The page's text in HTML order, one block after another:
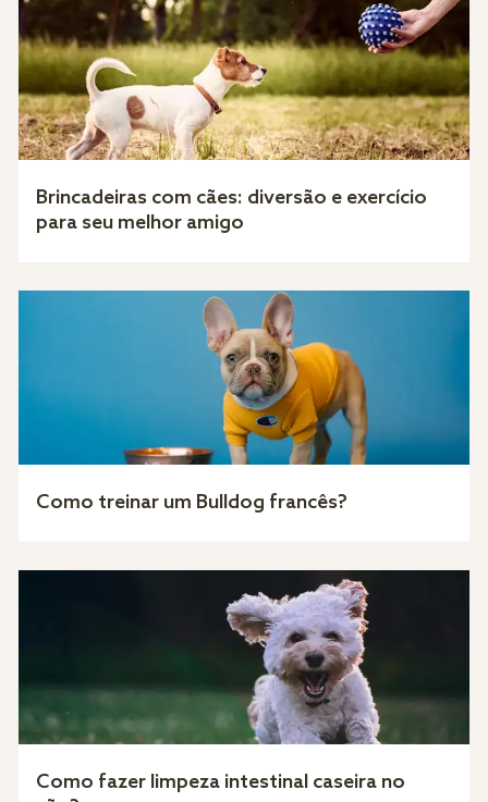
Brincadeiras com cães: diversão e exercício
para seu melhor amigo
Como treinar um Bulldog francês?
Como fazer limpeza intestinal caseira no